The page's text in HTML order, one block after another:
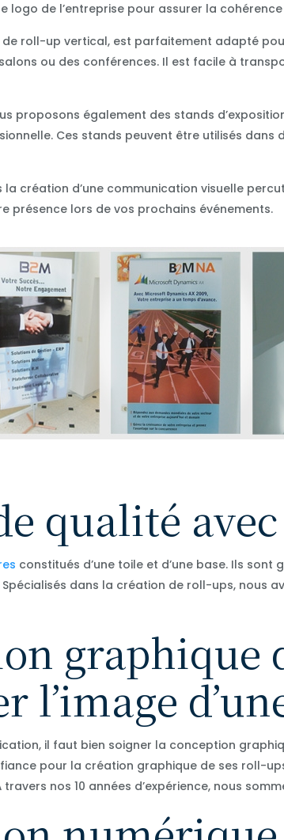
logo de l’entreprise pour assurer la
de roll-up vertical, est parfaitement adapté
ou des conférences. Il est facile à
proposons également des stands
Ces stands peuvent être utilisés
création d’une communication visuelle
présence lors de vos prochains événements.
qualité avec
constitués d’une toile et d’une base. Ils
dans la création de roll-ups, nous
graphique
l’image
il faut bien soigner la conception
pour la création graphique de ses roll-
nos 10 années d’expérience, nous